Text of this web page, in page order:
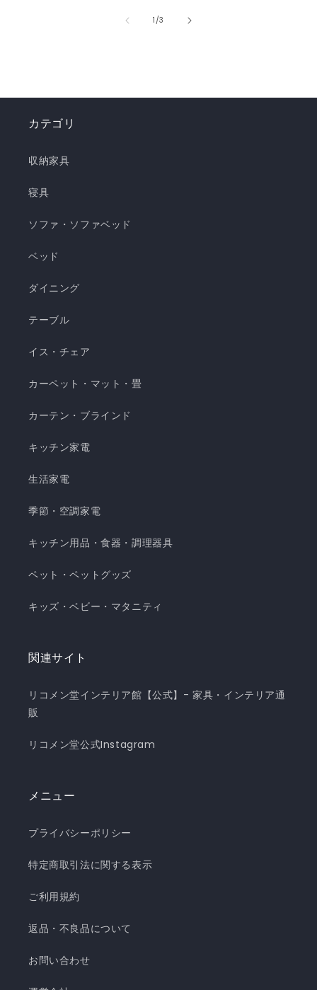
うな“ずっと触れていたくなる冷たさ”を実現しま
う！✨ ❄️強冷感リバーシブルケット ❄️強冷感リバ
き枕 ❄️強冷感3層ごろ寝マット ❄️強冷感ソファーパ
ッド ❄️強冷感極厚ラグ 🍃【New!!】通年使えるレ
ケット ・選べる4サイズ(ハーフ/シングル/セミダ
シブル仕様 ・柔らかくてとろっとしたくしゅくし
濯できてお手入れ簡単 瞬間避暑地 くしゅくしゅケ
暑地 くしゅくしゅケット SD...
1/の
3
カテゴリ
収納家具
寝具
ソファ・ソファベッド
ベッド
ダイニング
テーブル
イス・チェア
カーペット・マット・畳
カーテン・ブラインド
キッチン家電
生活家電
季節・空調家電
キッチン用品・食器・調理器具
ペット・ペットグッズ
キッズ・ベビー・マタニティ
関連サイト
リコメン堂インテリア館【公式】- 家具・インテリア通
販
リコメン堂公式Instagram
メニュー
プライバシーポリシー
特定商取引法に関する表示
ご利用規約
返品・不良品について
お問い合わせ